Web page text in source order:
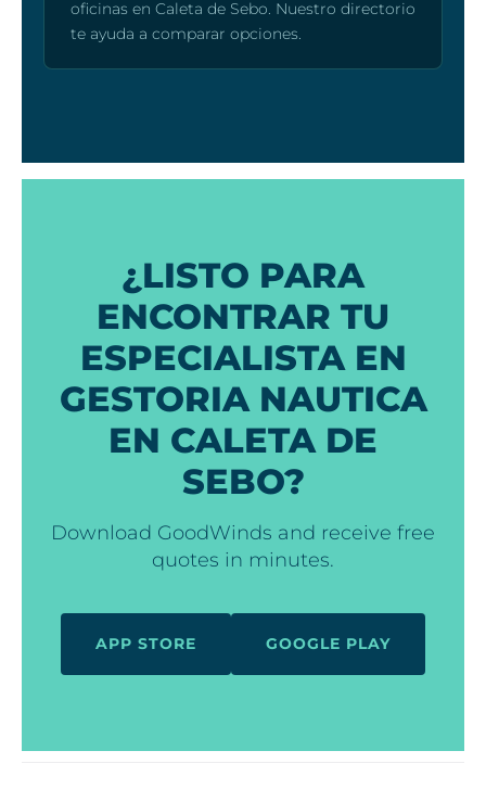
oficinas en Caleta de Sebo. Nuestro directorio
te ayuda a comparar opciones.
¿LISTO PARA
ENCONTRAR TU
ESPECIALISTA EN
GESTORIA NAUTICA
EN CALETA DE
SEBO?
Download GoodWinds and receive free
quotes in minutes.
APP STORE GOOGLE PLAY